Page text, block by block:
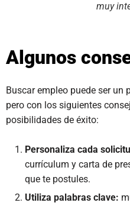
muy
Algunos
Buscar empleo puede ser un
pero con los siguientes
posibilidades de éxito:
Personaliza cada
currículum y carta de
que te postules.
Utiliza palabras clave: